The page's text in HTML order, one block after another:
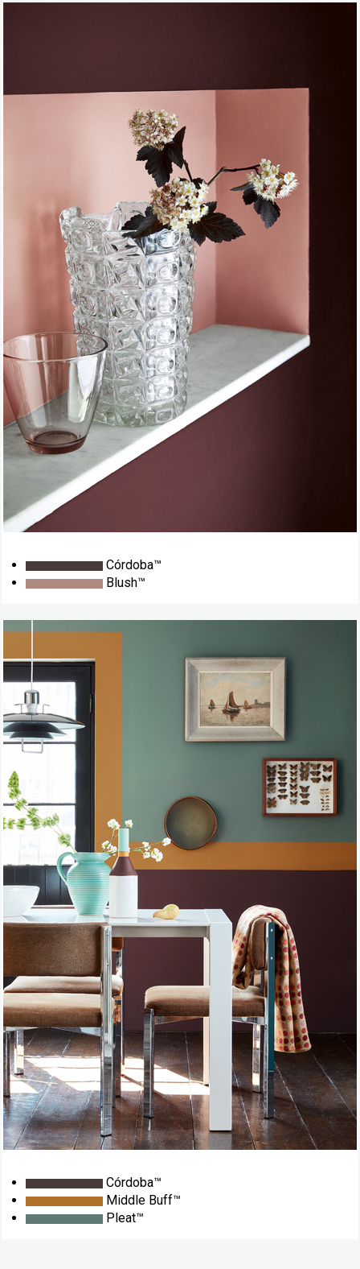
Córdoba™
Blush™
Córdoba™
Middle Buff™
Pleat™